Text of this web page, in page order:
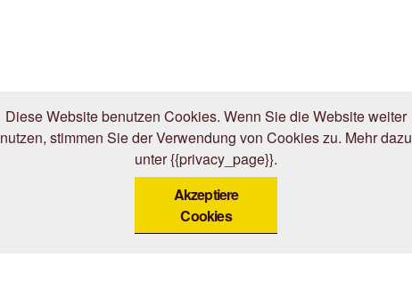
Diese Website benutzen Cookies. Wenn Sie die Website weiter
nutzen, stimmen Sie der Verwendung von Cookies zu. Mehr dazu
unter {{privacy_page}}.
Akzeptiere
Cookies